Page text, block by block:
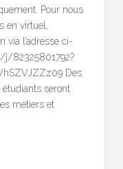
Pour nous
en virtuel,
via l’adresse ci-
j/82325801792?
Des
seront
métiers et